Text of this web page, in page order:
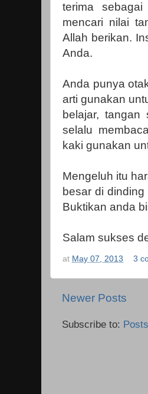
terima
mencari nilai
Allah berikan.
Anda.
Anda punya
arti gunakan
belajar,
selalu
kaki gunakan
Mengeluh itu
besar di dinding
Buktikan anda
Salam sukses
at May 07, 2013 3
Newer Posts
Subscribe to: